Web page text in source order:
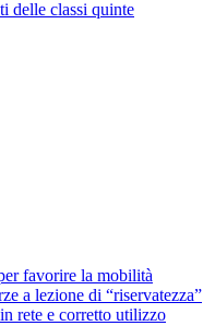
delle classi quinte
favorire la mobilità
a lezione di “riservatezza”
rete e corretto utilizzo